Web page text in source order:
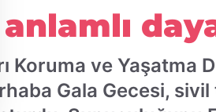
Koruma ve Yaşatma
Gala Gecesi,